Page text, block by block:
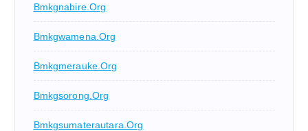
Bmkgnabire.org
Bmkgwamena.org
Bmkgmerauke.org
Bmkgsorong.org
Bmkgsumaterautara.org